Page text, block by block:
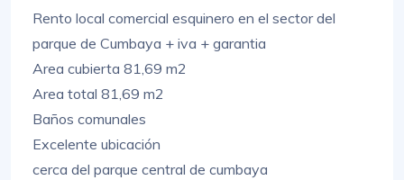
Rento local comercial esquinero en el sector del
parque de Cumbaya + iva + garantia
Area cubierta 81,69 m2
Area total 81,69 m2
Baños comunales
Excelente ubicación
cerca del parque central de cumbaya